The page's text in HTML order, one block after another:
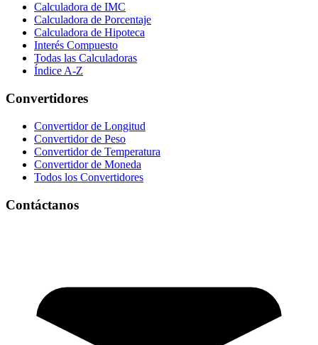
Calculadora de IMC
Calculadora de Porcentaje
Calculadora de Hipoteca
Interés Compuesto
Todas las Calculadoras
Índice A-Z
Convertidores
Convertidor de Longitud
Convertidor de Peso
Convertidor de Temperatura
Convertidor de Moneda
Todos los Convertidores
Contáctanos